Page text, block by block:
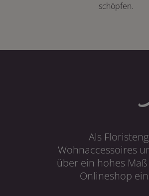
schöpfen.
Als
Wohnaccessoires
über ein hohes
Onlineshop